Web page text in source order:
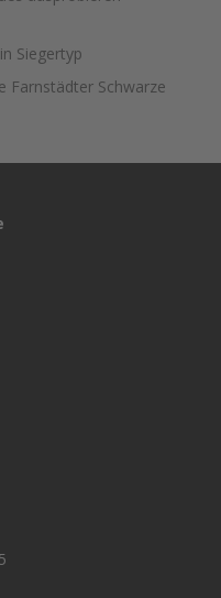
Siegertyp
Farnstädter Schwarze